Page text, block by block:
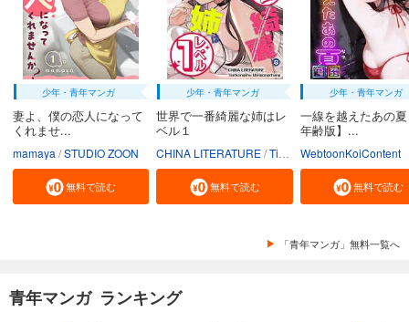
少年・青年マンガ
妻よ、僕の恋人になって
くれませ...
mamaya STUDIO ZOON
無料で読む
少年・青年マンガ
世界で一番綺麗な姉はレ
ベル１
CHINA LITERATURE Tiankongshu Mangongchang
無料で読む
少年・青年マンガ
一線を越えたあの
年齢版】...
WebtoonKoiContent
無料で読む
「青年マンガ」無料一覧へ
青年マンガ ランキング